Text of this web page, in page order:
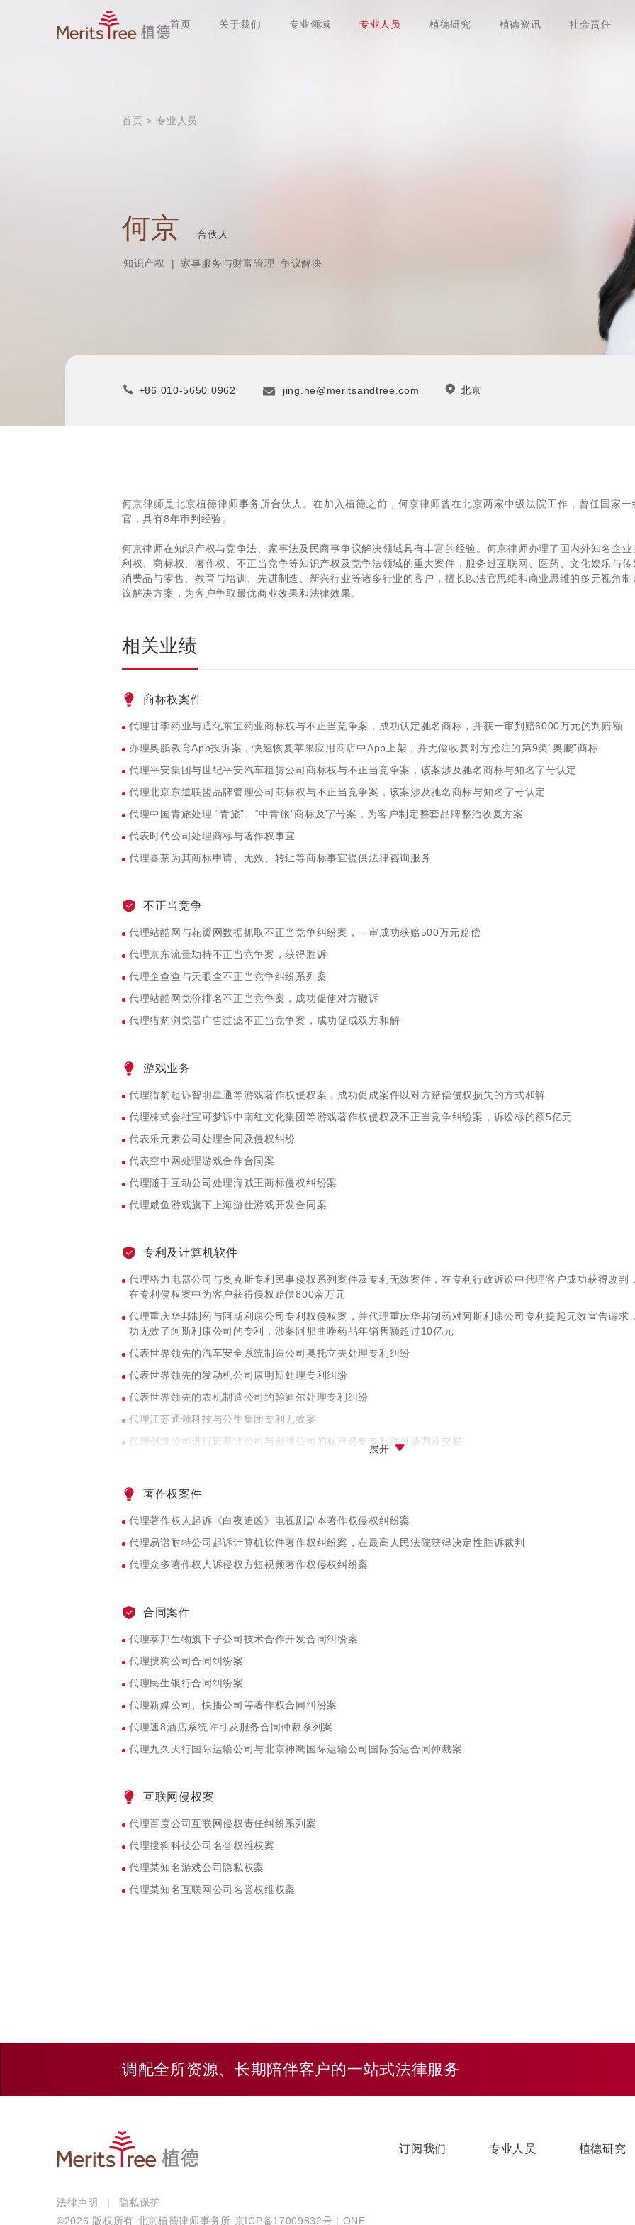
首页 关于我们 专业领域 专业人员 植德研究 植德资讯 社会责任
首页 > 专业人员
何京 合伙人
知识产权 | 家事服务与财富管理 争议解决
+86 010-5650 0962 jing.he@meritsandtree.com 北京
何京律师是北京植德律师事务所合伙人。在加入植德之前，何京律师曾在北京两家中级法院工作，曾任国家一
官，具有8年审判经验。
何京律师在知识产权与竞争法、家事法及民商事争议解决领域具有丰富的经验。何京律师办理了国内外知名企业
利权、商标权、著作权、不正当竞争等知识产权及竞争法领域的重大案件，服务过互联网、医药、文化娱乐与传
消费品与零售、教育与培训、先进制造、新兴行业等诸多行业的客户，擅长以法官思维和商业思维的多元视角制
议解决方案，为客户争取最优商业效果和法律效果。
相关业绩
商标权案件
代理甘李药业与通化东宝药业商标权与不正当竞争案，成功认定驰名商标，并获一审判赔6000万元的判赔额
办理奥鹏教育App投诉案，快速恢复苹果应用商店中App上架，并无偿收复对方抢注的第9类“奥鹏”商标
代理平安集团与世纪平安汽车租赁公司商标权与不正当竞争案，该案涉及驰名商标与知名字号认定
代理北京东道联盟品牌管理公司商标权与不正当竞争案，该案涉及驰名商标与知名字号认定
代理中国青旅处理 “青旅”、“中青旅”商标及字号案，为客户制定整套品牌整治收复方案
代表时代公司处理商标与著作权事宜
代理喜茶为其商标申请、无效、转让等商标事宜提供法律咨询服务
不正当竞争
代理站酷网与花瓣网数据抓取不正当竞争纠纷案，一审成功获赔500万元赔偿
代理京东流量劫持不正当竞争案，获得胜诉
代理企查查与天眼查不正当竞争纠纷系列案
代理站酷网竞价排名不正当竞争案，成功促使对方撤诉
代理猎豹浏览器广告过滤不正当竞争案，成功促成双方和解
游戏业务
代理猎豹起诉智明星通等游戏著作权侵权案，成功促成案件以对方赔偿侵权损失的方式和解
代理株式会社宝可梦诉中南红文化集团等游戏著作权侵权及不正当竞争纠纷案，诉讼标的额5亿元
代表乐元素公司处理合同及侵权纠纷
代表空中网处理游戏合作合同案
代理随手互动公司处理海贼王商标侵权纠纷案
代理咸鱼游戏旗下上海游仕游戏开发合同案
专利及计算机软件
代理格力电器公司与奥克斯专利民事侵权系列案件及专利无效案件，在专利行政诉讼中代理客户成功获得改判
在专利侵权案中为客户获得侵权赔偿800余万元
代理重庆华邦制药与阿斯利康公司专利权侵权案，并代理重庆华邦制药对阿斯利康公司专利提起无效宣告请求
功无效了阿斯利康公司的专利，涉案阿那曲唑药品年销售额超过10亿元
代表世界领先的汽车安全系统制造公司奥托立夫处理专利纠纷
代表世界领先的发动机公司康明斯处理专利纠纷
代表世界领先的农机制造公司约翰迪尔处理专利纠纷
代理江苏通领科技与公牛集团专利无效案
代理创维公司进行诺基亚公司与创维公司的标准必要专利许可谈判及交易
展开
著作权案件
代理著作权人起诉《白夜追凶》电视剧剧本著作权侵权纠纷案
代理易谱耐特公司起诉计算机软件著作权纠纷案，在最高人民法院获得决定性胜诉裁判
代理众多著作权人诉侵权方短视频著作权侵权纠纷案
合同案件
代理泰邦生物旗下子公司技术合作开发合同纠纷案
代理搜狗公司合同纠纷案
代理民生银行合同纠纷案
代理新媒公司、快播公司等著作权合同纠纷案
代理速8酒店系统许可及服务合同仲裁系列案
代理九久天行国际运输公司与北京神鹰国际运输公司国际货运合同仲裁案
互联网侵权案
代理百度公司互联网侵权责任纠纷系列案
代理搜狗科技公司名誉权维权案
代理某知名游戏公司隐私权案
代理某知名互联网公司名誉权维权案
调配全所资源、长期陪伴客户的一站式法律服务
订阅我们 专业人员 植德研究
法律声明 |
隐私保护
©2026 版权所有 北京植德律师事务所 京ICP备17009832号 | ONE